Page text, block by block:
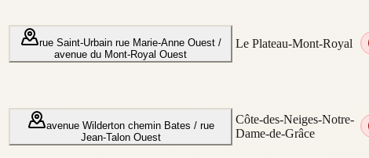
rue Saint-Urbain rue Marie-Anne Ouest /
avenue du Mont-Royal Ouest
Le Plateau-Mont-Royal
avenue Wilderton chemin Bates / rue
Jean-Talon Ouest
Côte-des-Neiges-Notre-
Dame-de-Grâce